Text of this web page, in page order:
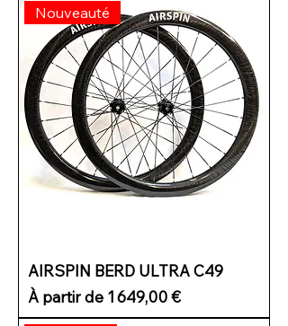
Nouveauté
AIRSPIN BERD ULTRA C49
À partir de 1 649,00 €
Prix promotionnel